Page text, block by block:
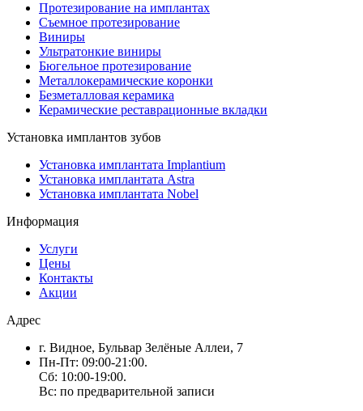
Протезирование на имплантах
Съемное протезирование
Виниры
Ультратонкие виниры
Бюгельное протезирование
Металлокерамические коронки
Безметалловая керамика
Керамические реставрационные вкладки
Установка имплантов зубов
Установка имплантата Implantium
Установка имплантата Astra
Установка имплантата Nobel
Информация
Услуги
Цены
Контакты
Акции
Адрес
г. Видное, Бульвар Зелёные Аллеи, 7
Пн-Пт: 09:00-21:00.
Сб: 10:00-19:00.
Вс: по предварительной записи